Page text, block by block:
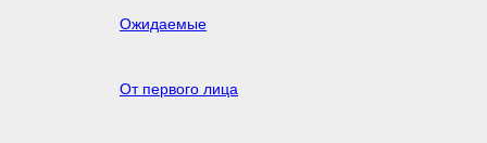
Ожидаемые
От первого лица